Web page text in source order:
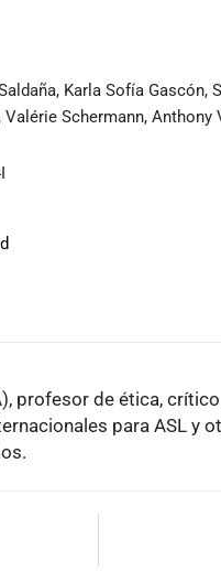
Karla Sofía Gascón,
Schermann, Anthony
profesor de ética,
para ASL y